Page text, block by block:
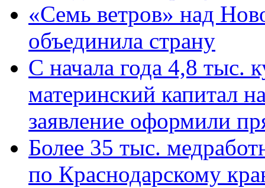
«Семь ветров» над
объединила страну
С начала года 4,8 тыс.
материнский капитал
заявление оформили
Более 35 тыс.
по Краснодарскому